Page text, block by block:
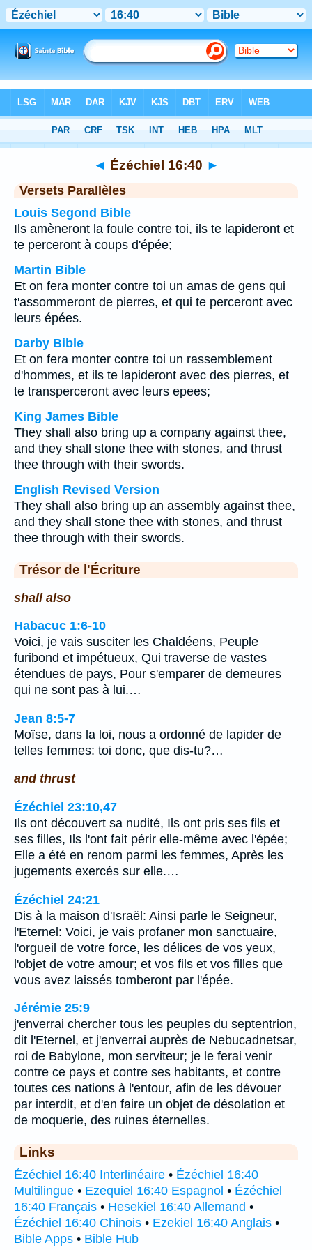
Chapitre 16> Verset 40
◄ Ézéchiel 16:40 ►
Versets Parallèles
Louis Segond Bible
Ils amèneront la foule contre toi, ils te lapideront et
te perceront à coups d'épée;
Martin Bible
Et on fera monter contre toi un amas de gens qui
t'assommeront de pierres, et qui te perceront avec
leurs épées.
Darby Bible
Et on fera monter contre toi un rassemblement
d'hommes, et ils te lapideront avec des pierres, et
te transperceront avec leurs epees;
King James Bible
They shall also bring up a company against thee,
and they shall stone thee with stones, and thrust
thee through with their swords.
English Revised Version
They shall also bring up an assembly against thee,
and they shall stone thee with stones, and thrust
thee through with their swords.
Trésor de l'Écriture
shall also
Habacuc 1:6-10
Voici, je vais susciter les Chaldéens, Peuple
furibond et impétueux, Qui traverse de vastes
étendues de pays, Pour s'emparer de demeures
qui ne sont pas à lui.…
Jean 8:5-7
Moïse, dans la loi, nous a ordonné de lapider de
telles femmes: toi donc, que dis-tu?…
and thrust
Ézéchiel 23:10,47
Ils ont découvert sa nudité, Ils ont pris ses fils et
ses filles, Ils l'ont fait périr elle-même avec l'épée;
Elle a été en renom parmi les femmes, Après les
jugements exercés sur elle.…
Ézéchiel 24:21
Dis à la maison d'Israël: Ainsi parle le Seigneur,
l'Eternel: Voici, je vais profaner mon sanctuaire,
l'orgueil de votre force, les délices de vos yeux,
l'objet de votre amour; et vos fils et vos filles que
vous avez laissés tomberont par l'épée.
Jérémie 25:9
j'enverrai chercher tous les peuples du septentrion,
dit l'Eternel, et j'enverrai auprès de Nebucadnetsar,
roi de Babylone, mon serviteur; je le ferai venir
contre ce pays et contre ses habitants, et contre
toutes ces nations à l'entour, afin de les dévouer
par interdit, et d'en faire un objet de désolation et
de moquerie, des ruines éternelles.
Links
Ézéchiel 16:40 Interlinéaire • Ézéchiel 16:40
Multilingue • Ezequiel 16:40 Espagnol • Ézéchiel
16:40 Français • Hesekiel 16:40 Allemand •
Ézéchiel 16:40 Chinois • Ezekiel 16:40 Anglais •
Bible Apps • Bible Hub